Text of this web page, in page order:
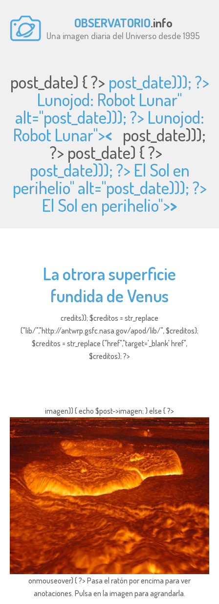
OBSERVATORIO.info
Una imagen diaria del Universo desde 1995
post_date) { ?> post_date))); ?>
Lunojod: Robot Lunar"
alt="post_date))); ?> Lunojod:
Robot Lunar">< post_date)));
?> post_date) { ?>
post_date))); ?> El Sol en
perihelio" alt="post_date))); ?>
El Sol en perihelio">>
La otrora superficie
fundida de Venus
credits)); $creditos = str_replace
("lib/","http://antwrp.gsfc.nasa.gov/apod/lib/", $creditos);
$creditos = str_replace ("href","target='_blank' href",
$creditos); ?>
imagen)) { echo $post->imagen; } else { ?>
onmouseover) { ?> Pasa el ratón por encima para ver
anotaciones. Pulsa en la imagen para agrandarla.